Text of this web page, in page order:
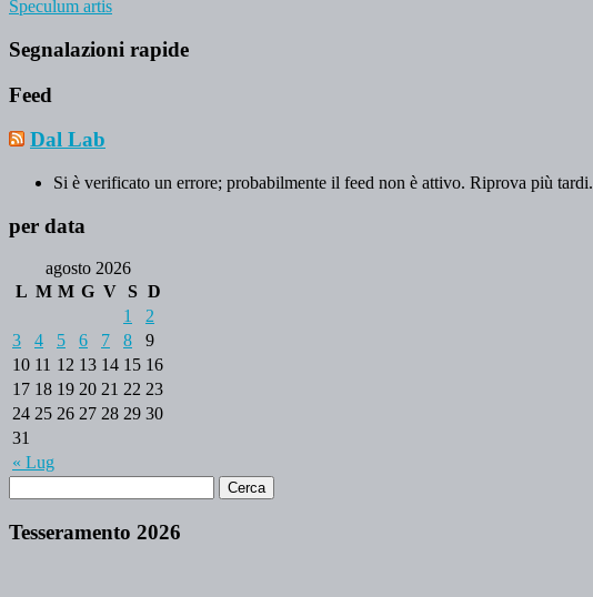
Speculum artis
Segnalazioni rapide
Feed
Dal Lab
Si è verificato un errore; probabilmente il feed non è attivo. Riprova più tardi.
per data
agosto 2026
L M M G V S D
« Lug
1
2
3
4 5 6 7 8
9
10 11 12 13 14 15 16
17 18 19 20 21 22 23
24 25 26 27 28 29 30
31
Tesseramento 2026